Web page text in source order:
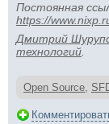
Постоянная
https://
Дмитрий
технологий
Open Source,